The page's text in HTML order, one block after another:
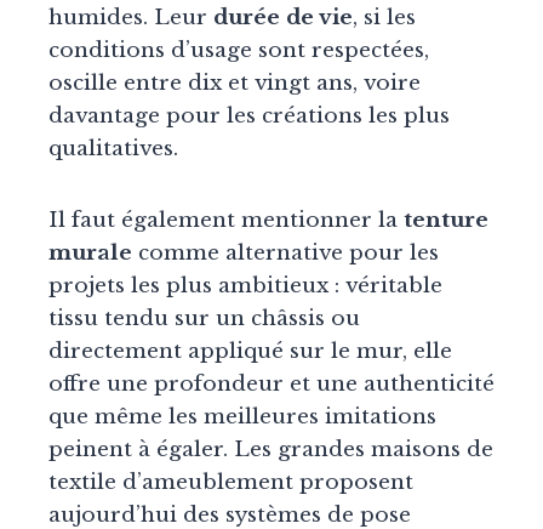
humides. Leur durée de vie, si les
conditions d’usage sont respectées,
oscille entre dix et vingt ans, voire
davantage pour les créations les plus
qualitatives.
Il faut également mentionner la tenture
murale comme alternative pour les
projets les plus ambitieux : véritable
tissu tendu sur un châssis ou
directement appliqué sur le mur, elle
offre une profondeur et une authenticité
que même les meilleures imitations
peinent à égaler. Les grandes maisons de
textile d’ameublement proposent
aujourd’hui des systèmes de pose